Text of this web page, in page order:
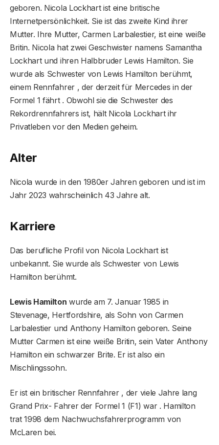
geboren. Nicola Lockhart ist eine britische
Internetpersönlichkeit. Sie ist das zweite Kind ihrer
Mutter. Ihre Mutter, Carmen Larbalestier, ist eine weiße
Britin. Nicola hat zwei Geschwister namens Samantha
Lockhart und ihren Halbbruder Lewis Hamilton. Sie
wurde als Schwester von Lewis Hamilton berühmt,
einem Rennfahrer , der derzeit für Mercedes in der
Formel 1 fährt . Obwohl sie die Schwester des
Rekordrennfahrers ist, hält Nicola Lockhart ihr
Privatleben vor den Medien geheim.
Alter
Nicola wurde in den 1980er Jahren geboren und ist im
Jahr 2023 wahrscheinlich 43 Jahre alt.
Karriere
Das berufliche Profil von Nicola Lockhart ist
unbekannt. Sie wurde als Schwester von Lewis
Hamilton berühmt.
Lewis Hamilton wurde am 7. Januar 1985 in
Stevenage, Hertfordshire, als Sohn von Carmen
Larbalestier und Anthony Hamilton geboren. Seine
Mutter Carmen ist eine weiße Britin, sein Vater Anthony
Hamilton ein schwarzer Brite. Er ist also ein
Mischlingssohn.
Er ist ein britischer Rennfahrer , der viele Jahre lang
Grand Prix- Fahrer der Formel 1 (F1) war . Hamilton
trat 1998 dem Nachwuchsfahrerprogramm von
McLaren bei.